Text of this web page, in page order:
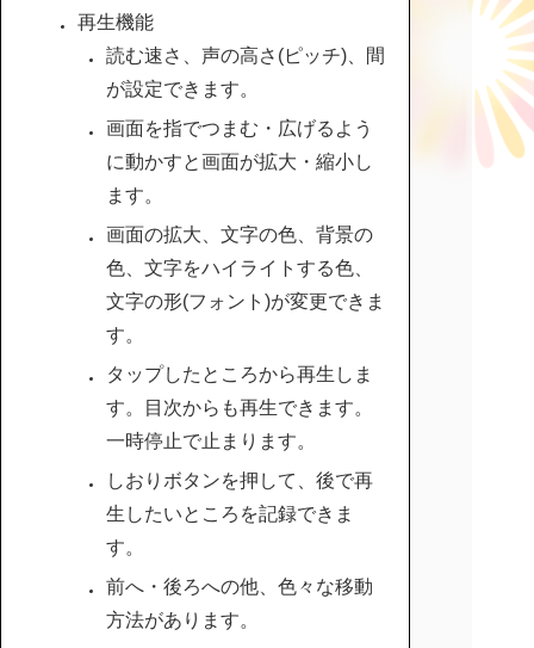
再生機能
読む速さ、声の高さ(ピッチ)、間
が設定できます。
画面を指でつまむ・広げるよう
に動かすと画面が拡大・縮小し
ます。
画面の拡大、文字の色、背景の
色、文字をハイライトする色、
文字の形(フォント)が変更できま
す。
タップしたところから再生しま
す。目次からも再生できます。
一時停止で止まります。
しおりボタンを押して、後で再
生したいところを記録できま
す。
前へ・後ろへの他、色々な移動
方法があります。